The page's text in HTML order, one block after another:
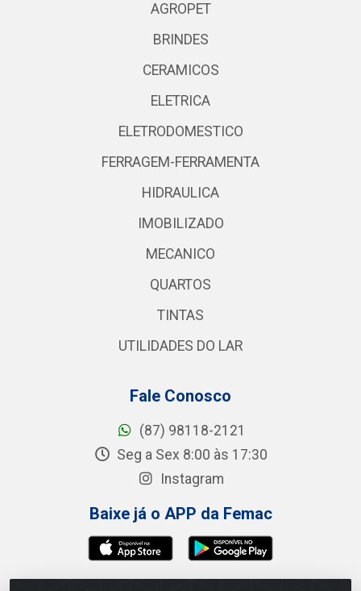
AGROPET
BRINDES
CERAMICOS
ELETRICA
ELETRODOMESTICO
FERRAGEM-FERRAMENTA
HIDRAULICA
IMOBILIZADO
MECANICO
QUARTOS
TINTAS
UTILIDADES DO LAR
Fale Conosco
(87) 98118-2121
Seg a Sex 8:00 às 17:30
Instagram
Baixe já o APP da Femac